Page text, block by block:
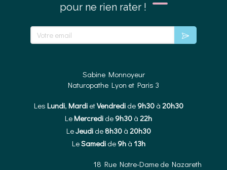
pour ne rien rater !
Votre email
Sabine Monnoyeur
Naturopathe Lyon et Paris 3
Les Lundi, MardietVendredide 9h30à 20h30
Le Mercredi de 9h30 à 22h
LeJeudide 8h30à 20h30
LeSamedide 9hà 13h
18 Rue Notre-Dame de Nazareth